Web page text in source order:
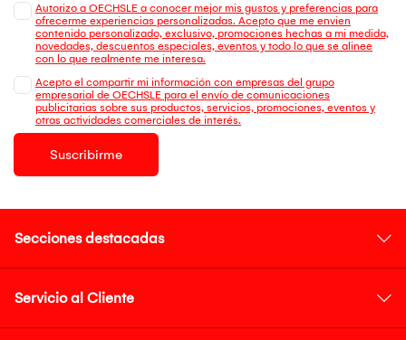
Autorizo a OECHSLE a conocer mejor mis gustos y preferencias para
ofrecerme experiencias personalizadas. Acepto que me envien
contenido personalizado, exclusivo, promociones hechas a mi medida,
novedades, descuentos especiales, eventos y todo lo que se alinee
con lo que realmente me interesa.
Acepto el compartir mi información con empresas del grupo
empresarial de OECHSLE para el envío de comunicaciones
publicitarias sobre sus productos, servicios, promociones, eventos y
otras actividades comerciales de interés.
Suscribirme
Secciones destacadas
Servicio al Cliente